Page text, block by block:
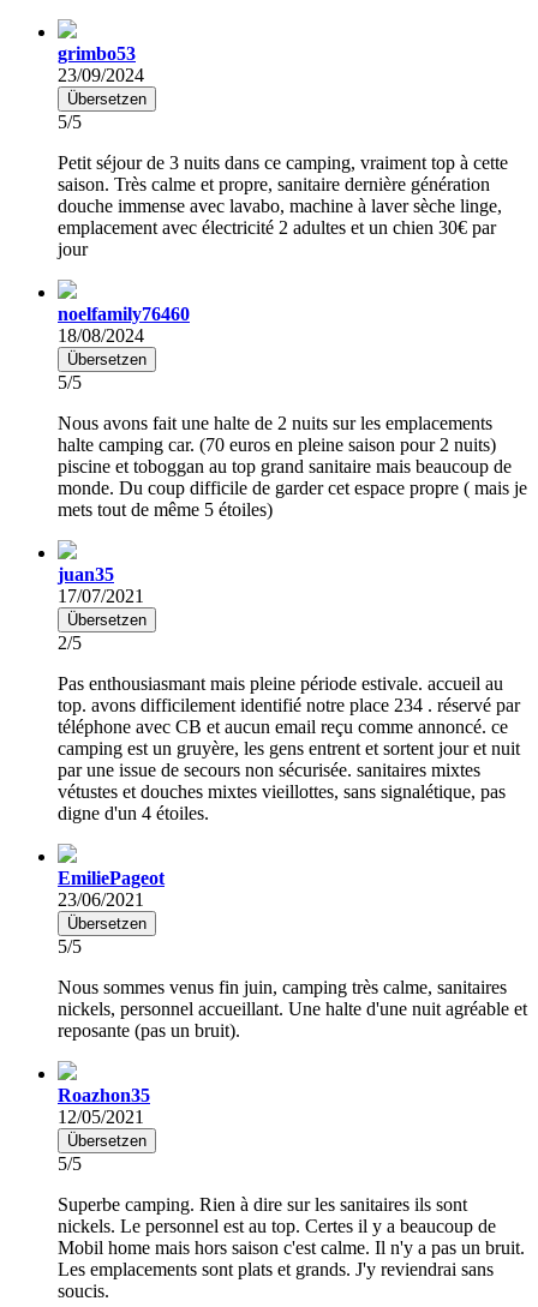
grimbo53
23/09/2024
Übersetzen
5/5
Petit séjour de 3 nuits dans ce camping, vraiment top à cette
saison. Très calme et propre, sanitaire dernière génération
douche immense avec lavabo, machine à laver sèche linge,
emplacement avec électricité 2 adultes et un chien 30€ par
jour
noelfamily76460
18/08/2024
Übersetzen
5/5
Nous avons fait une halte de 2 nuits sur les emplacements
halte camping car. (70 euros en pleine saison pour 2 nuits)
piscine et toboggan au top grand sanitaire mais beaucoup de
monde. Du coup difficile de garder cet espace propre ( mais je
mets tout de même 5 étoiles)
juan35
17/07/2021
Übersetzen
2/5
Pas enthousiasmant mais pleine période estivale. accueil au
top. avons difficilement identifié notre place 234 . réservé par
téléphone avec CB et aucun email reçu comme annoncé. ce
camping est un gruyère, les gens entrent et sortent jour et nuit
par une issue de secours non sécurisée. sanitaires mixtes
vétustes et douches mixtes vieillottes, sans signalétique, pas
digne d'un 4 étoiles.
EmiliePageot
23/06/2021
Übersetzen
5/5
Nous sommes venus fin juin, camping très calme, sanitaires
nickels, personnel accueillant. Une halte d'une nuit agréable et
reposante (pas un bruit).
Roazhon35
12/05/2021
Übersetzen
5/5
Superbe camping. Rien à dire sur les sanitaires ils sont
nickels. Le personnel est au top. Certes il y a beaucoup de
Mobil home mais hors saison c'est calme. Il n'y a pas un bruit.
Les emplacements sont plats et grands. J'y reviendrai sans
soucis.